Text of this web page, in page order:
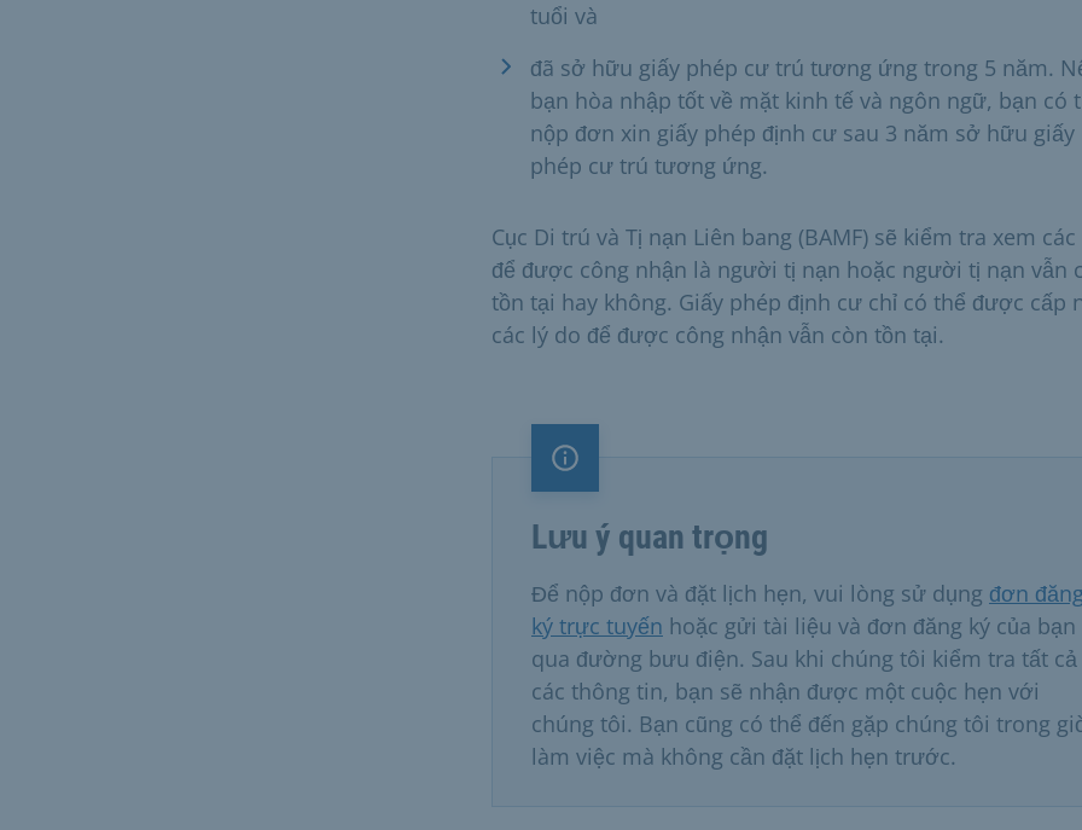
tuổi và
đã sở hữu giấy phép cư trú tương ứng trong 5 năm.
bạn hòa nhập tốt về mặt kinh tế và ngôn ngữ, bạn có
nộp đơn xin giấy phép định cư sau 3 năm sở hữu giấy
phép cư trú tương ứng.
Cục Di trú và Tị nạn Liên bang (BAMF) sẽ kiểm tra xem
để được công nhận là người tị nạn hoặc người tị nạn vẫn
tồn tại hay không. Giấy phép định cư chỉ có thể được cấp
các lý do để được công nhận vẫn còn tồn tại.
Lưu ý quan trọng
Lưu ý quan trọng
Để nộp đơn và đặt lịch hẹn, vui lòng sử dụng đơn
ký trực tuyến hoặc gửi tài liệu và đơn đăng ký của bạn
qua đường bưu điện. Sau khi chúng tôi kiểm tra tất cả
các thông tin, bạn sẽ nhận được một cuộc hẹn với
chúng tôi. Bạn cũng có thể đến gặp chúng tôi trong
làm việc mà không cần đặt lịch hẹn trước.